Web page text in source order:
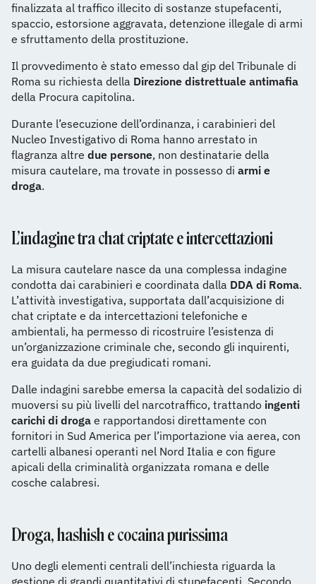
finalizzata al traffico illecito di sostanze stupefacenti,
spaccio, estorsione aggravata, detenzione illegale di armi
e sfruttamento della prostituzione.
Il provvedimento è stato emesso dal gip del Tribunale di
Roma su richiesta della Direzione distrettuale antimafia
della Procura capitolina.
Durante l’esecuzione dell’ordinanza, i carabinieri del
Nucleo Investigativo di Roma hanno arrestato in
flagranza altre due persone, non destinatarie della
misura cautelare, ma trovate in possesso di armi e
droga.
L’indagine tra chat criptate e intercettazioni
La misura cautelare nasce da una complessa indagine
condotta dai carabinieri e coordinata dalla DDA di Roma.
L’attività investigativa, supportata dall’acquisizione di
chat criptate e da intercettazioni telefoniche e
ambientali, ha permesso di ricostruire l’esistenza di
un’organizzazione criminale che, secondo gli inquirenti,
era guidata da due pregiudicati romani.
Dalle indagini sarebbe emersa la capacità del sodalizio di
muoversi su più livelli del narcotraffico, trattando ingenti
carichi di droga e rapportandosi direttamente con
fornitori in Sud America per l’importazione via aerea, con
cartelli albanesi operanti nel Nord Italia e con figure
apicali della criminalità organizzata romana e delle
cosche calabresi.
Droga, hashish e cocaina purissima
Uno degli elementi centrali dell’inchiesta riguarda la
gestione di grandi quantitativi di stupefacenti. Secondo